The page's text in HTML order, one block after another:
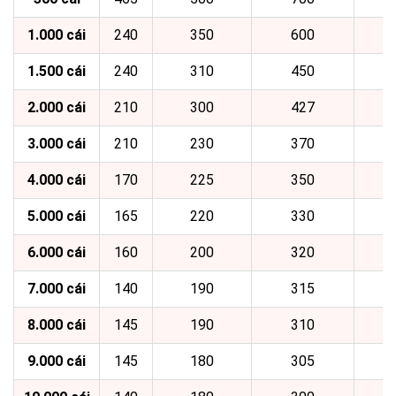
1.000 cái 240 350 600
1.500 cái 240 310 450
2.000 cái 210 300 427
3.000 cái 210 230 370
4.000 cái 170 225 350
5.000 cái 165 220 330
6.000 cái 160 200 320
7.000 cái 140 190 315
8.000 cái 145 190 310
9.000 cái 145 180 305